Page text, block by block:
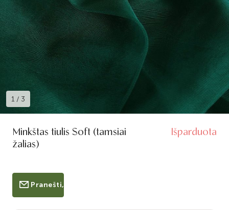
1 / 3
Minkštas tiulis Soft (tamsiai
žalias)
Išparduota
Pranešti, kai bus prekyboje